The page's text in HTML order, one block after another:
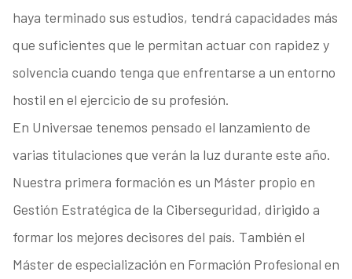
haya terminado sus estudios, tendrá capacidades más
que suficientes que le permitan actuar con rapidez y
solvencia cuando tenga que enfrentarse a un entorno
hostil en el ejercicio de su profesión.
En Universae tenemos pensado el lanzamiento de
varias titulaciones que verán la luz durante este año.
Nuestra primera formación es un Máster propio en
Gestión Estratégica de la Ciberseguridad, dirigido a
formar los mejores decisores del país. También el
Máster de especialización en Formación Profesional en